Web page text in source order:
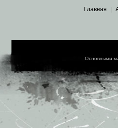
Главная
Основными